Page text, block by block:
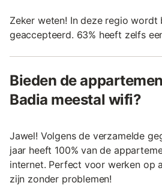
Zeker weten! In deze regio wordt
geaccepteerd. 63% heeft zelfs
Bieden de
Badia meestal wifi?
Jawel! Volgens de verzamelde
jaar heeft 100% van de
internet. Perfect voor werken op
zijn zonder problemen!